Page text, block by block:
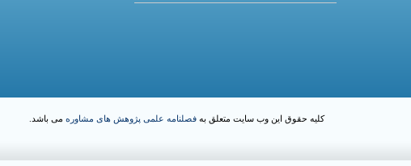
کلیه حقوق این وب سایت متعلق به فصلنامه علمی پژوهش های مشاوره می باشد.